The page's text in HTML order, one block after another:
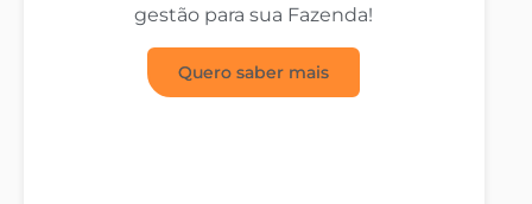
gestão para sua Fazenda!
Quero saber mais